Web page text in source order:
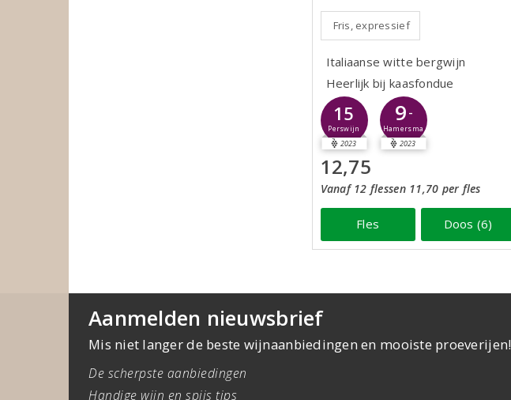
Fris, expressief
Italiaanse witte bergwijn
Heerlijk bij kaasfondue
15
Perswijn
2023
9 -
Hamersma
2023
12,75
Vanaf 12 flessen 11,70 per fles
Fles Doos (6)
Aanmelden nieuwsbrief
Mis niet langer de beste wijnaanbiedingen en mooiste proeverijen!
De scherpste aanbiedingen
Handige wijn en spijs tips